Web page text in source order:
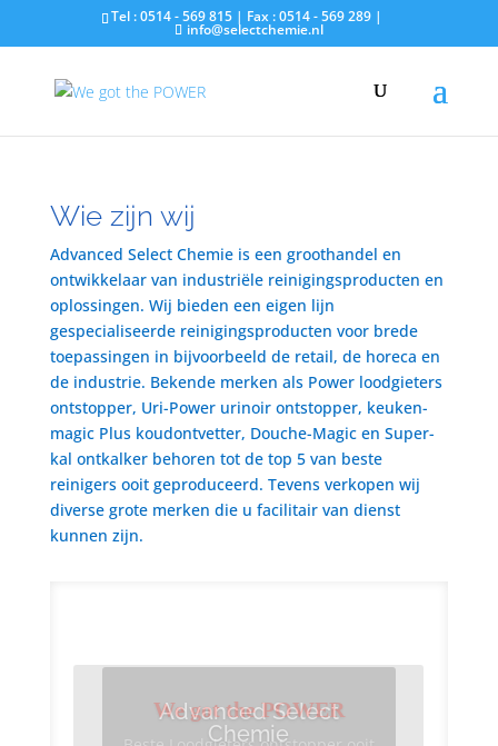
Tel : 0514 - 569 815 | Fax : 0514 - 569 289 |
info@selectchemie.nl
Wie zijn wij
Advanced Select Chemie is een groothandel en
ontwikkelaar van industriële reinigingsproducten en
oplossingen. Wij bieden een eigen lijn
gespecialiseerde reinigingsproducten voor brede
toepassingen in bijvoorbeeld de retail, de horeca en
de industrie. Bekende merken als Power loodgieters
ontstopper, Uri-Power urinoir ontstopper, keuken-
magic Plus koudontvetter, Douche-Magic en Super-
kal ontkalker behoren tot de top 5 van beste
reinigers ooit geproduceerd. Tevens verkopen wij
diverse grote merken die u facilitair van dienst
kunnen zijn.
Advanced Select
Chemie
We got the POWER